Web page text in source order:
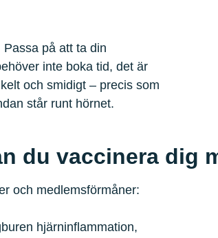
på att ta din
inte boka tid, det är
och smidigt – precis som
står runt hörnet.
du vaccinera dig
och medlemsförmåner:
hjärninflammation,